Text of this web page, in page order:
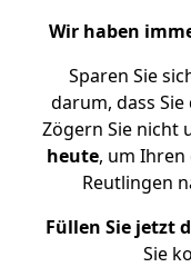
Wir haben
Sparen Sie
darum, dass
Zögern Sie nicht
heute, um Ihren
Reutlingen
Füllen Sie jetzt
Sie